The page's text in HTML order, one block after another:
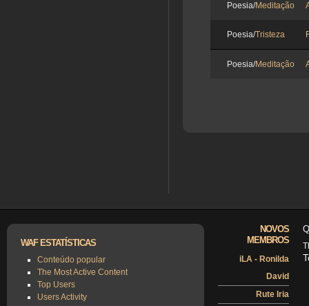
Poesia/Meditação
Poesia/Tristeza
Poesia/Meditação
WAF ESTATÍSTICAS
Conteúdo popular
The Most Active Content
Top Users
Users Activity
NOVOS
MEMBROS
iLA - Ronilda
David
Rute Iria